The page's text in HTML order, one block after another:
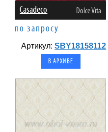
Casadeco Dolce Vita
по запросу
Артикул:SBY18158112
В АРХИВЕ